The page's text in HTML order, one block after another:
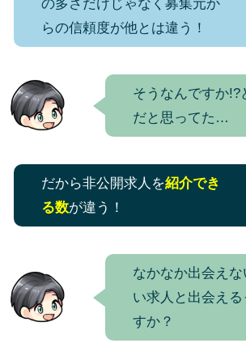
の多さだけじゃなく募集元か
らの信頼度が他とは違う！
そうなんですか!?
だと思ってた…
だから非公開求人を紹介でき
る数が違う！
なかなか出会えな
い求人と出会え
すか？